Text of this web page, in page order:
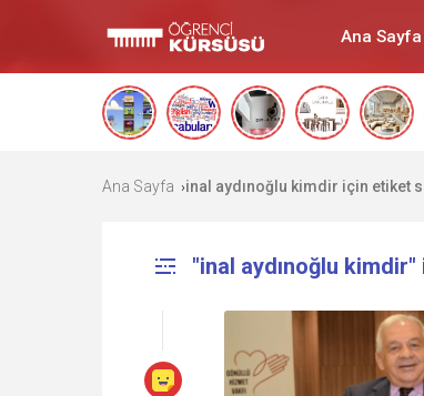
Ana Sayfa
Ana Sayfa ›inal aydınoğlu kimdir için etiket
"inal aydınoğlu